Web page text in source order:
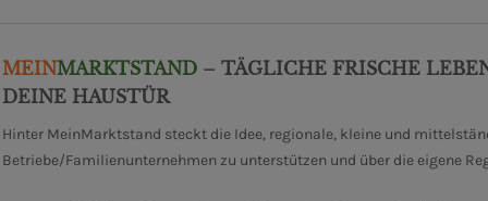
MEINMARKTSTAND – TÄGLICHE FRISCHE
DEINE HAUSTÜR
Hinter MeinMarktstand steckt die Idee, regionale, kleine und
Betriebe/Familienunternehmen zu unterstützen und über die eigene